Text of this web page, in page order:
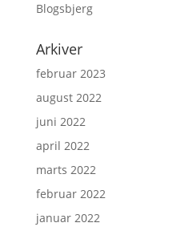
Blogsbjerg
Arkiver
februar 2023
august 2022
juni 2022
april 2022
marts 2022
februar 2022
januar 2022